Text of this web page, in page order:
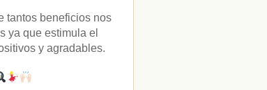
tantos beneficios nos
ya que estimula el
y agradables.